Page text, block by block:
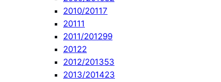
2010/20117
20111
2011/201299
20122
2012/201353
2013/201423